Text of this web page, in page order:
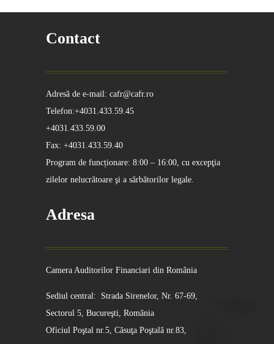
Contact
Adresă de e-mail: cafr@cafr.ro
Telefon:+4031.433.59.45
+4031.433.59.00
Fax: +4031.433.59.40
Program de funcționare: 8:00 – 16:00, cu excepţia
zilelor nelucrătoare şi a sărbătorilor legale.
Adresa
Camera Auditorilor Financiari din România
Sediul central: Strada Sirenelor, Nr. 67-69,
Sectorul 5, Bucureşti, România
Oficiul Poştal nr.5, Căsuţa Poştală nr.83,